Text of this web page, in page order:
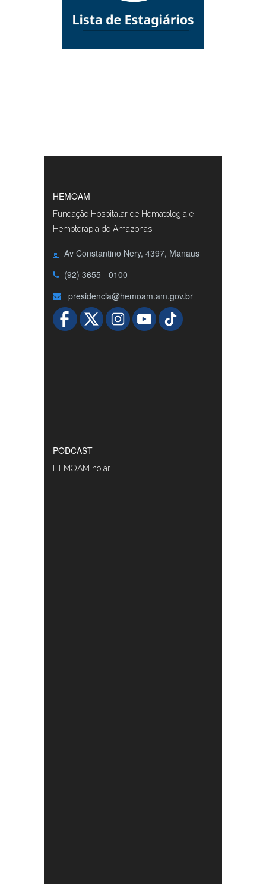
HEMOAM
Fundação Hospitalar de Hematologia e
Hemoterapia do Amazonas
Av Constantino Nery, 4397, Manaus
(92) 3655 - 0100
presidencia@hemoam.am.gov.br
PODCAST
HEMOAM no ar